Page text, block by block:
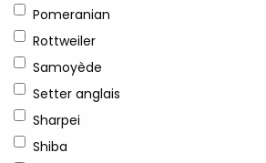
Pomeranian
Rottweiler
Samoyède
Setter anglais
Sharpei
Shiba